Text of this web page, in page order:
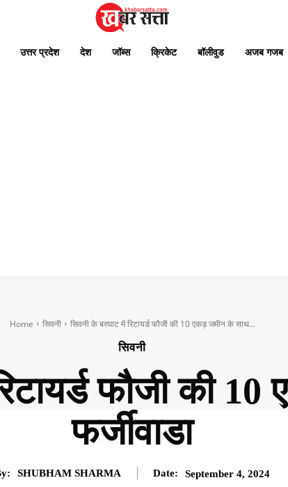
उत्तर प्रदेश देश जॉब्स क्रिकेट बॉलीवुड अजब गजब
Home सिवनी सिवनी के बरघाट में रिटायर्ड फौजी की 10 एकड़ जमीन के साथ...
सिवनी
फौजी की
फर्जीवाडा
SHUBHAM SHARMA Date: September 4, 2024